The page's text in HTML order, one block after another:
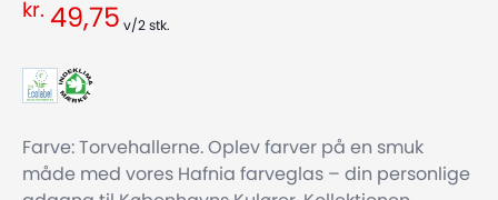
kr. 49,75 v/2 stk.
Farve: Torvehallerne. Oplev farver på en smuk
måde med vores Hafnia farveglas – din personlige